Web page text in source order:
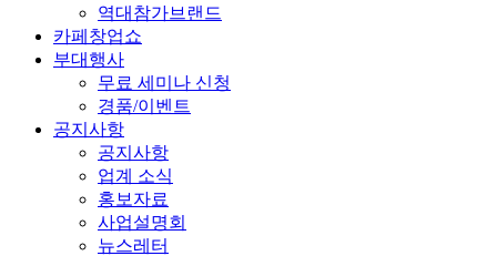
역대참가브랜드
카페창업쇼
부대행사
무료 세미나 신청
경품/이벤트
공지사항
공지사항
업계 소식
홍보자료
사업설명회
뉴스레터